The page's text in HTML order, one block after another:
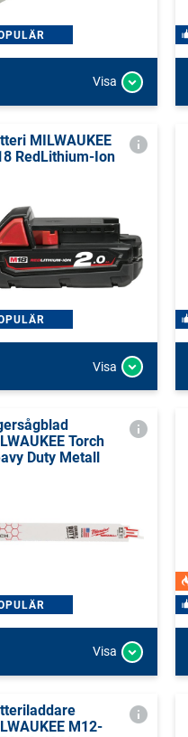
Visa
MILWAUKEE
RedLithium-Ion
Visa
Torch
Duty Metall
Visa
M12-